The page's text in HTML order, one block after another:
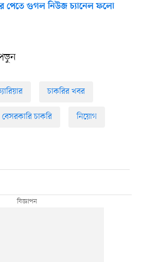
পেতে গুগল নিউজ চ্যানেল ফলো
চাকরির খবর
বেসরকারি চাকরি নিয়োগ